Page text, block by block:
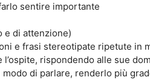
sentire importante
e di attenzione)
e frasi stereotipate ripetute in
rispondendo alle sue
di parlare, renderlo più